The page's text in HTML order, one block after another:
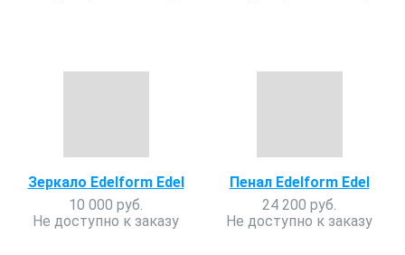
Зеркало Edelform Edel
10 000 руб.
Не доступно к заказу
Пенал Edelform Edel
24 200 руб.
Не доступно к заказу